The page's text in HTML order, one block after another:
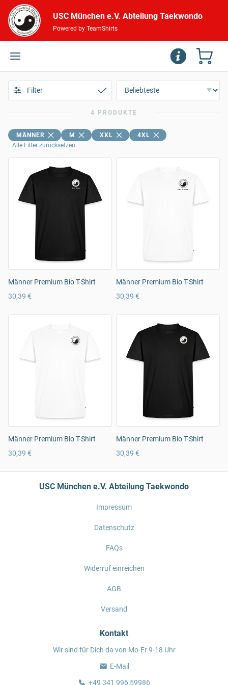
USC München e.V. Abteilung Taekwondo
Powered by TeamShirts
Filter
4 PRODUKTE
MÄNNER M XXL
4XL
Alle Filter zurücksetzen
Männer Premium Bio T-Shirt
30,39 €
Männer Premium Bio T-Shirt
30,39 €
Männer Premium Bio T-Shirt
30,39 €
Männer Premium Bio T-Shirt
30,39 €
USC München e.V. Abteilung Taekwondo
Impressum
Datenschutz
FAQs
Widerruf einreichen
AGB
Versand
Kontakt
Wir sind für Dich da von Mo-Fr 9-18 Uhr
E-Mail
+49 341 996 59986